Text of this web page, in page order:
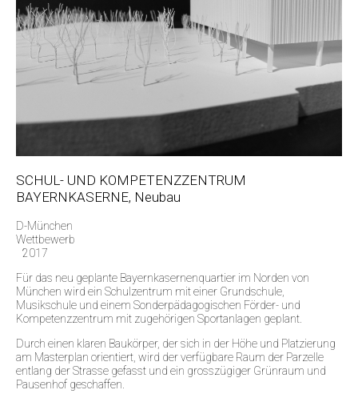
SCHUL- UND KOMPETENZZENTRUM
BAYERNKASERNE, Neubau
D-München
Wettbewerb
2017
Für das neu geplante Bayernkasernenquartier im Norden von
München wird ein Schulzentrum mit einer Grundschule,
Musikschule und einem Sonderpädagogischen Förder- und
Kompetenzzentrum mit zugehörigen Sportanlagen geplant.
Durch einen klaren Baukörper, der sich in der Höhe und Platzierung
am Masterplan orientiert, wird der verfügbare Raum der Parzelle
entlang der Strasse gefasst und ein grosszügiger Grünraum und
Pausenhof geschaffen.